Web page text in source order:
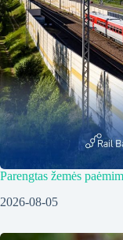
Parengtas žemės
2026-08-05